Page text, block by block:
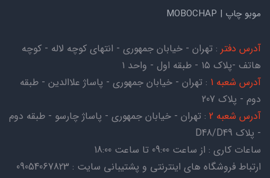
موبو چاپ | MOBOCHAP
آدرس دفتر : تهران - خیابان جمهوری - انتهای کوچه لاله - کوچه
هاتف -پلاک ۱۵ - طبقه اول - واحد ۱
آدرس شعبه 1
: تهران - خیابان جمهوری - پاساژ علاالدین - طبقه
دوم - پلاک 207
آدرس شعبه 2
: تهران - خیابان جمهوری - پاساژ چارسو - طبقه دوم
- پلاک D48/D49
ساعات کاری : از ساعت 09:00 تا ساعت 18:00
ارتباط فروشگاه های اینترنتی و پشتیبانی سایت : 09054067823